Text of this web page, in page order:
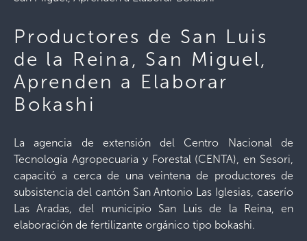
Productores de San Luis
de la Reina, San Miguel,
Aprenden a Elaborar
Bokashi
La agencia de extensión del Centro Nacional de
Tecnología Agropecuaria y Forestal (CENTA), en Sesori,
capacitó a cerca de una veintena de productores de
subsistencia del cantón San Antonio Las Iglesias, caserío
Las Aradas, del municipio San Luis de la Reina, en
elaboración de fertilizante orgánico tipo bokashi.